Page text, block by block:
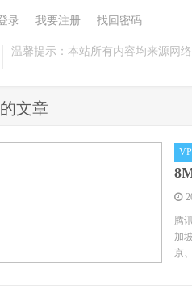
温馨提示：本站所有内容均来源网
录 我要注册 找回密码
文章
腾
加
京